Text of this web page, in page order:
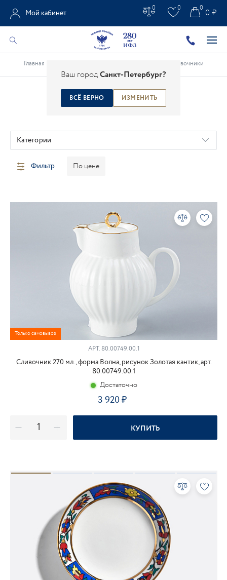
Ваш городСанкт-Петербург?
ВСЁ ВЕРНО ИЗМЕНИТЬ
Мой кабинет
0 0 0 ₽
0
Главная Сливочники
СЛИВОЧНИКИ
Категории
Фильтр По цене
Только самовывоз
АРТ.80.00749.00.1
Сливочник 270 мл., форма Волна, рисунок Золотая кантик, арт.
80.00749.00.1
Достаточно
3 920
КУПИТЬ